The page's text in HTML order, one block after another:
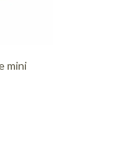
mini